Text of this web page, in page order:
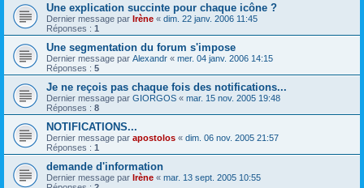
Une explication succinte pour chaque icône ?
Dernier message par Irène « dim. 22 janv. 2006 11:45
Réponses : 1
Une segmentation du forum s'impose
Dernier message par Alexandr « mer. 04 janv. 2006 14:15
Réponses : 5
Je ne reçois pas chaque fois des notifications...
Dernier message par GIORGOS « mar. 15 nov. 2005 19:48
Réponses : 8
NOTIFICATIONS...
Dernier message par apostolos « dim. 06 nov. 2005 21:57
Réponses : 1
demande d'information
Dernier message par Irène « mar. 13 sept. 2005 10:55